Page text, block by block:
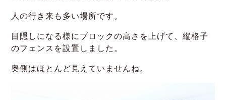
人の行き来も多い場所です。
目隠しになる様にブロックの高さを上げて、縦格子
のフェンスを設置しました。
奥側はほとんど見えていませんね。